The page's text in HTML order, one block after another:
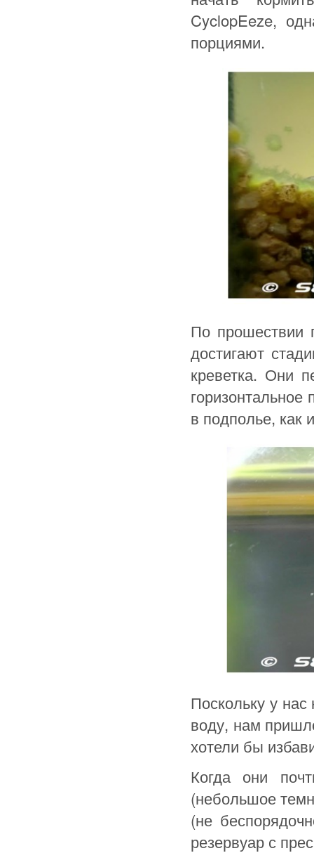
CyclopEeze,
порциями.
По прошествии
достигают
креветка. Они
в подполье, как
Поскольку у
воду, нам
хотели бы
Когда они
(небольшое
(не
резервуар с